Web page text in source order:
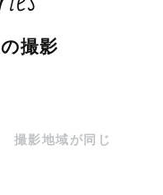
伝えていただく。
なたの元に届きます
撮影
撮影地域が同じ